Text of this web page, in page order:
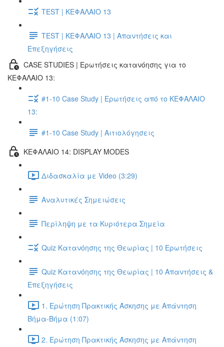
TEST | ΚΕΦΑΛΑΙΟ 13
TEST | ΚΕΦΑΛΑΙΟ 13 | Απαντήσεις και
Επεξηγήσεις
CASE STUDIES | Ερωτήσεις κατανόησης για το
ΚΕΦΑΛΑΙΟ 13:
#1-10 Case Study | Ερωτήσεις από το ΚΕΦΑΛΑΙΟ
13:
#1-10 Case Study | Αιτιολόγησεις
ΚΕΦΑΛΑΙΟ 14: DISPLAY MODES
Διδασκαλία με Video (3:29)
Αναλυτικές Σημειώσεις
Περίληψη με τα Κυριότερα Σημεία
Quiz Κατανόησης της Θεωρίας | 10 Ερωτήσεις
Quiz Κατανόησης της Θεωρίας | 10 Απαντήσεις &
Επεξηγήσεις
1. Ερώτηση Πρακτικής Άσκησης με Απάντηση
Βήμα-Βήμα (1:07)
2. Ερώτηση Πρακτικής Άσκησης με Απάντηση